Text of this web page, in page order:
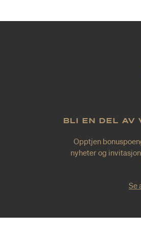
BLI EN DEL AV
Opptjen
nyheter og
Se